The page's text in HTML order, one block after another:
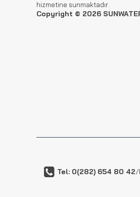
hizmetine sunmaktadır.
Copyright © 2026
Tel: 0(282) 654 80 42/